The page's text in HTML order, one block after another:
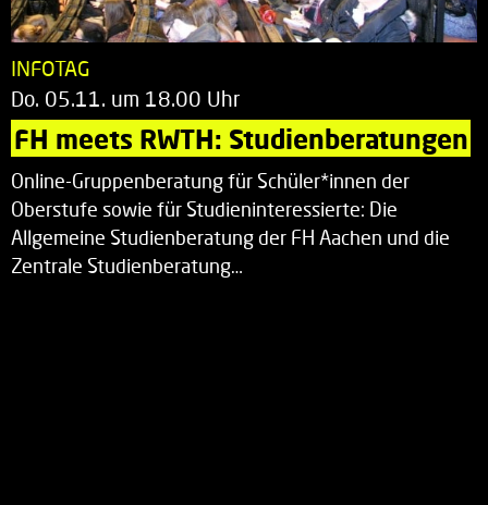
INFOTAG
Do. 05.11. um 18.00 Uhr
FH meets RWTH: Studienberatungen
Online-Gruppenberatung für Schüler*innen der
Oberstufe sowie für Studieninteressierte: Die
Allgemeine Studienberatung der FH Aachen und die
Zentrale Studienberatung…